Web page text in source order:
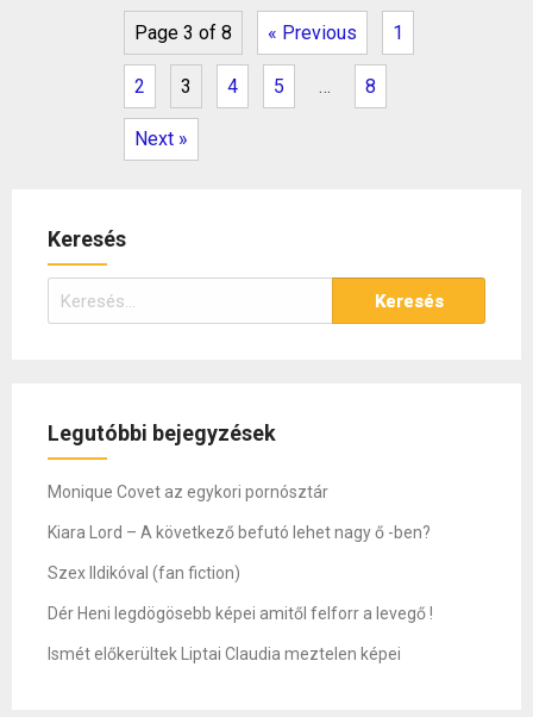
Page 3 of 8 « Previous 1
2 3 4 5 … 8
Next »
Keresés
Keresés:
Legutóbbi bejegyzések
Monique Covet az egykori pornósztár
Kiara Lord – A következő befutó lehet nagy ő -ben?
Szex Ildikóval (fan fiction)
Dér Heni legdögösebb képei amitől felforr a levegő !
Ismét előkerültek Liptai Claudia meztelen képei